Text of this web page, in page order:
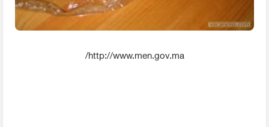
http://www.men.gov.ma/